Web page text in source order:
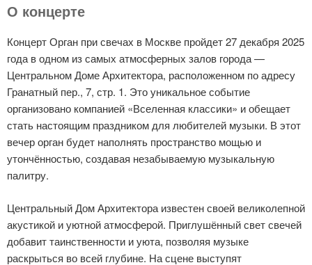
О концерте
Концерт Орган при свечах в Москве пройдет 27 декабря 2025
года в одном из самых атмосферных залов города —
Центральном Доме Архитектора, расположенном по адресу
Гранатный пер., 7, стр. 1. Это уникальное событие
организовано компанией «Вселенная классики» и обещает
стать настоящим праздником для любителей музыки. В этот
вечер орган будет наполнять пространство мощью и
утончённостью, создавая незабываемую музыкальную
палитру.
Центральный Дом Архитектора известен своей великолепной
акустикой и уютной атмосферой. Приглушённый свет свечей
добавит таинственности и уюта, позволяя музыке
раскрыться во всей глубине. На сцене выступят